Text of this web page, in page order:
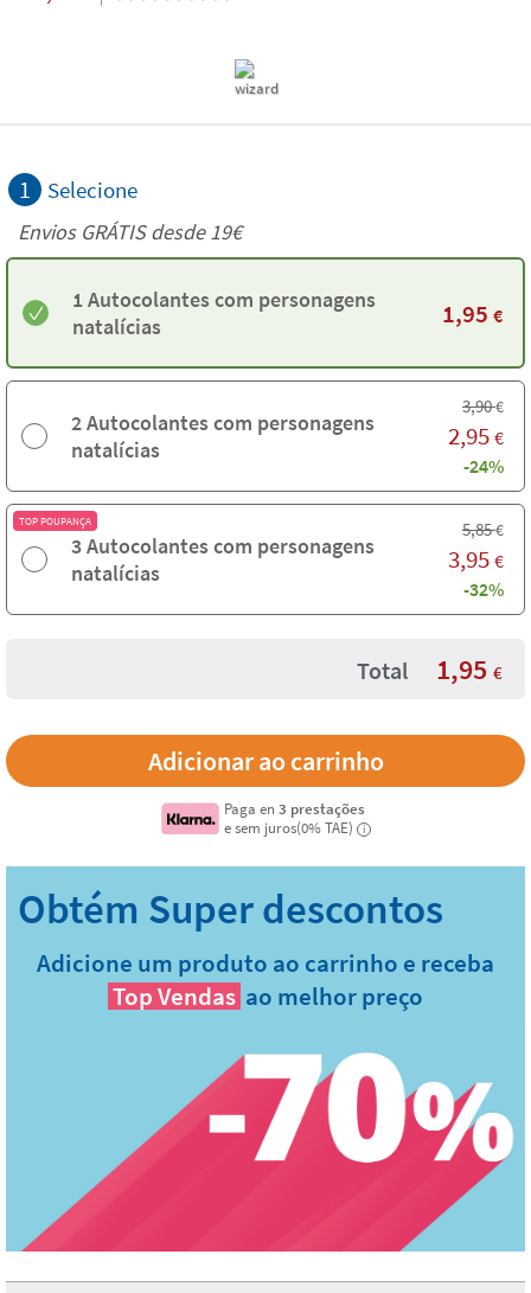
1 Selecione
Envios GRÁTIS desde 19€
1 Autocolantes com personagens
natalícias
1,95 €
2 Autocolantes com personagens
natalícias
3,90€
2,95 €
-24%
TOP POUPANÇA
3 Autocolantes com personagens
natalícias
5,85€
3,95 €
-32%
Total 1,95 €
Paga en3 prestações
e sem juros(0% TAE)
i
Adicione um produto ao carrinho e receba
Top Vendas ao melhor preço